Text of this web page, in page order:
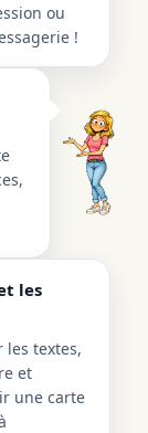
ou
!
les
les textes,
et
une carte